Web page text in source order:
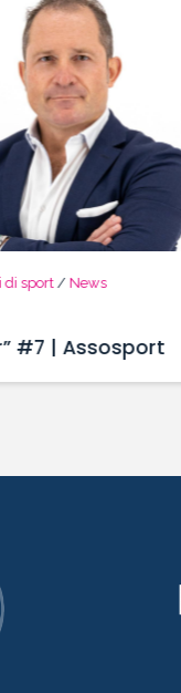
di sport/ News
#7 | Assosport